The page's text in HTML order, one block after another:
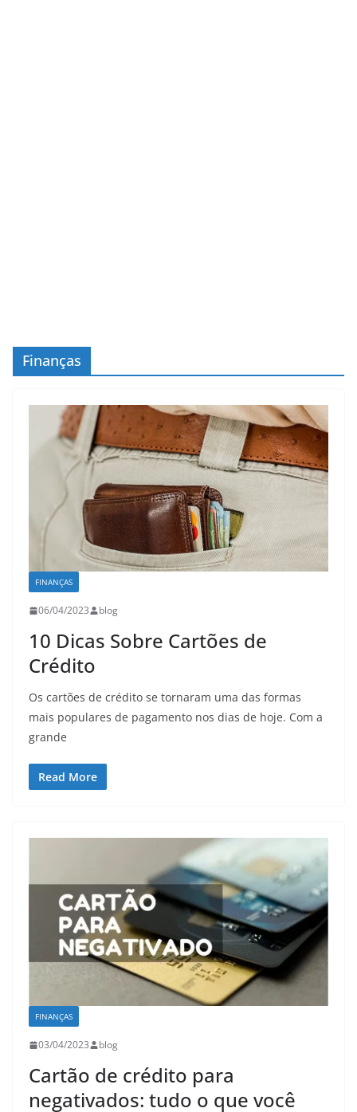
Finanças
FINANÇAS
06/04/2023 blog
10 Dicas Sobre Cartões de
Crédito
Os cartões de crédito se tornaram uma das formas
mais populares de pagamento nos dias de hoje. Com a
grande
Read More
FINANÇAS
03/04/2023 blog
Cartão de crédito para
negativados: tudo o que você